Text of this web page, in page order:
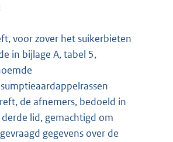
voor zover het suikerbieten
in bijlage A, tabel 5,
de afnemers, bedoeld in
lid, gemachtigd om
gegevens over de